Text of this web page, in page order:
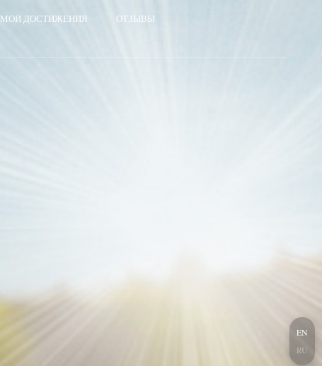
МОИ ДОСТИЖЕНИЯ
ОТЗЫВЫ
EN
RU